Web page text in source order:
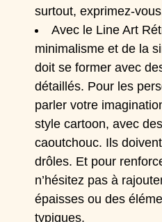
surtout, exprimez-
Avec le Line Art
minimalisme et de la
doit se former avec
détaillés. Pour les
parler votre
style cartoon, avec
caoutchouc. Ils
drôles. Et pour
n’hésitez pas à
épaisses ou des
typiques.